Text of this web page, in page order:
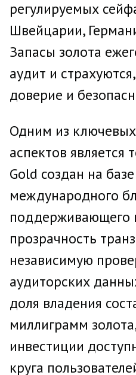
регулируемых
Швейцарии,
Запасы золота
аудит и
доверие и
Одним из
аспектов является
Gold создан на
международного
поддерживающего
прозрачность
независимую
аудиторских
доля владения
миллиграмм
инвестиции
круга